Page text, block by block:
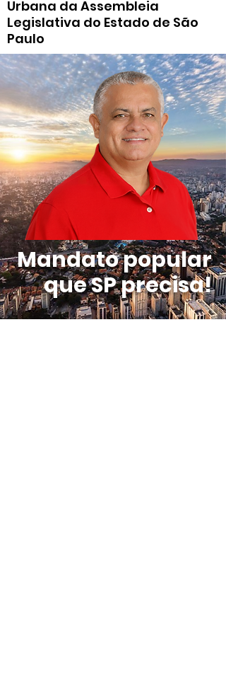
Urbana da Assembleia
Legislativa do Estado de São
Paulo
Mandato popular
que SP precisa!